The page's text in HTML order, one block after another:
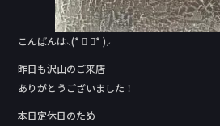
こんばんは⸜(* ॑ ॑* )⸝
昨日も沢山のご来店
ありがとうございました！
本日定休日のため